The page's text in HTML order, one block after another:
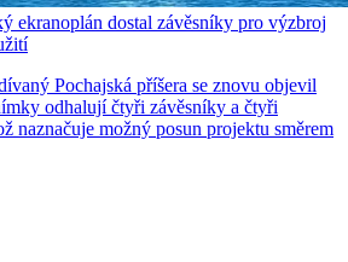
ekranoplán dostal závěsníky pro výzbroj
Pochajská příšera se znovu objevil
odhalují čtyři závěsníky a čtyři
naznačuje možný posun projektu směrem